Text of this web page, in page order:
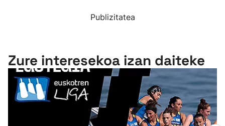
Publizitatea
Zure interesekoa izan daiteke